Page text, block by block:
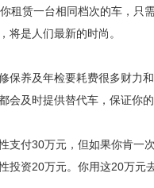
租赁一台相同档次的车，只
将是人们最新的时尚。
保养及年检要耗费很多财力
会及时提供替代车，保证你的
支付30万元，但如果你肯一
投资20万元。你用这20万元